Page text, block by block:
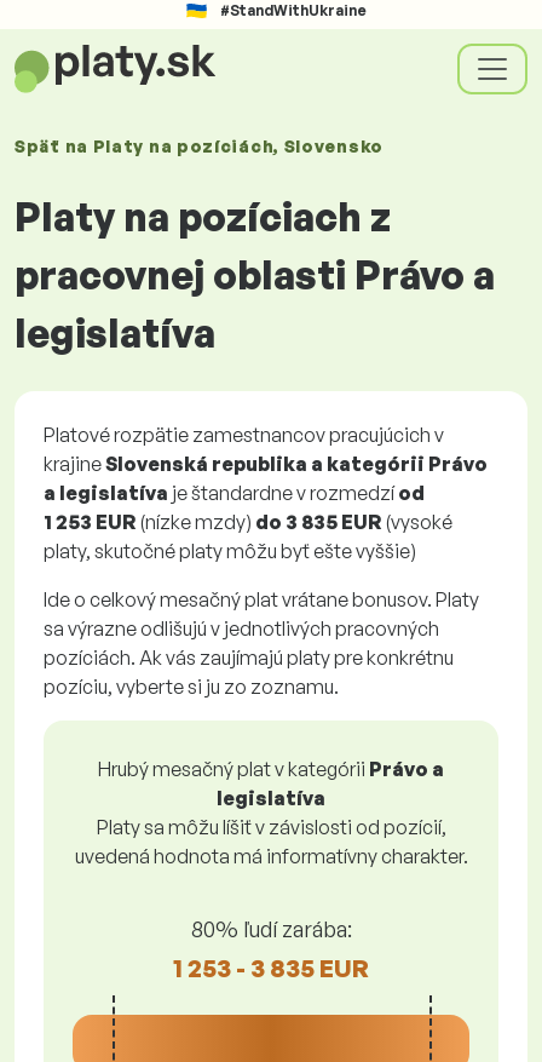
#StandWithUkraine
Späť na Platy na pozíciách, Slovensko
Platy na pozíciach z
pracovnej oblasti Právo a
legislatíva
Platové rozpätie zamestnancov pracujúcich v
krajineSlovenská republika a kategórii Právo
a legislatíva je štandardne v rozmedzíod
1 253 EUR (nízke mzdy) do 3 835 EUR (vysoké
platy, skutočné platy môžu byť ešte vyššie)
Ide o celkový mesačný plat vrátane bonusov. Platy
sa výrazne odlišujú v jednotlivých pracovných
pozíciách. Ak vás zaujímajú platy pre konkrétnu
pozíciu, vyberte si ju zo zoznamu.
Hrubý mesačný plat v kategórii Právo a
legislatíva
Platy sa môžu líšiť v závislosti od pozícií,
uvedená hodnota má informatívny charakter.
80% ľudí zarába:
1 253 - 3 835 EUR